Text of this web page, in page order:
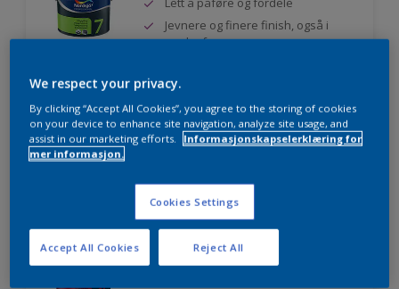
Jevnere og finere finish, også i
mørke farger
Sammenligne
Nordsjö Professional 20
Veggmaling med god dekkevne
Utviklet av og for profesjonelle
We respect your privacy.
By clicking “Accept All Cookies”, you agree to the storing of cookies
on your device to enhance site navigation, analyze site usage, and
assist in our marketing efforts.
Informasjonskapselerklæring for
mer informasjon.
Cookies Settings
Reject All
Accept All Cookies